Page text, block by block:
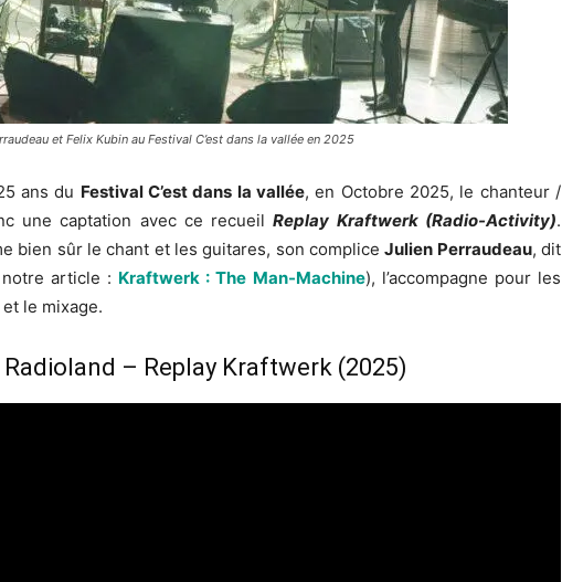
et Felix Kubin au Festival C’est dans la vallée en 2025
ans du Festival C’est dans la vallée, en Octobre 2025, le chanteur /
une captation avec ce recueilReplay Kraftwerk (Radio-Activity).
bien sûr le chant et les guitares, son compliceJulien Perraudeau, dit
article : Kraftwerk : The Man-Machine), l’accompagne pour les
le mixage.
– Replay Kraftwerk (2025)